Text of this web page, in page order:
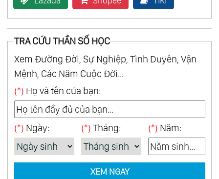
39.Cổ Xưa - Ancient
40.Con Đường Tơ Lụa - Best Of Silk Road
41.Hành Trình Thiêng Liêng Của Ku-Kai -
Sacred Journey Of Ku-Kai Vol.1
42.Hành Trình Thiêng Liêng Của Ku-Kai -
Sacred Journey Of Ku-Kai Vol.2
43.Hành Trình Thiêng Liêng Của Ku-Kai -
Sacred Journey Of Ku-Kai Vol.3
44.Hành Trình Thiêng Liêng Của Ku-Kai -
Sacred Journey Of Ku-Kai Vol.4
TRA CỨU THẦN SỐ HỌC
Xem Đường Đời, Sự Nghiệp, Tình Duyên, Vận
Mệnh, Các Năm Cuộc Đời...
(*) Họ và tên của bạn:
(*) Ngày: (*) Tháng: (*) Năm:
XEM NGAY